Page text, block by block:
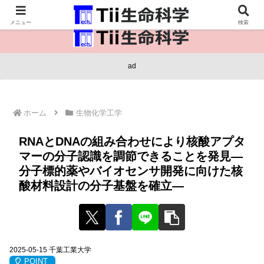
医療保健・生命・生物の情報インフラ。
ad
ホーム 生物化学工学
RNAとDNAの組み合わせにより核酸アプタ
マーの分子認識を調節できることを発見—
分子標的薬やバイオセンサ開発に向けた核
酸材料設計の分子基盤を確立—
2025-05-15 千葉工業大学
メニュー 検索